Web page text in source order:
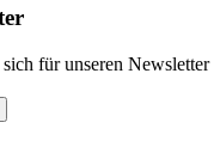
für unseren Newsletter